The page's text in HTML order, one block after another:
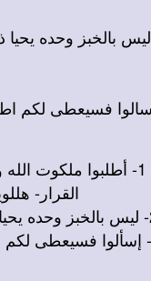
ليس بالخبز وحده يحيا
فسيعطى لكم
1- أطلبوا ملكوت الله وبره أولاً وكل هذه تزاد لكم هللو هللويا
القرار-
من فم الله